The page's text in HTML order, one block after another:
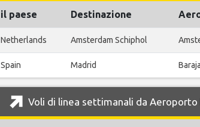
il paese Destinazione
Netherlands Amsterdam Schiphol
Spain Madrid
Voli di linea settimanali da